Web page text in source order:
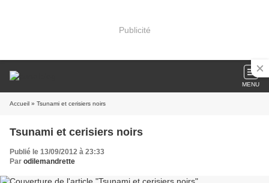
Publicité
MENU
Accueil » Tsunami et cerisiers noirs
Tsunami et cerisiers noirs
Publié le 13/09/2012 à 23:33
Par odilemandrette